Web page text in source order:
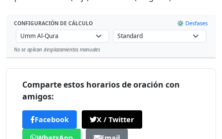
CONFIGURACIÓN DE CÁLCULO ⚙️ Desfases
No se aplican desplazamientos manuales
Comparte estos horarios de oración con
amigos:
Facebook
X / Twitter